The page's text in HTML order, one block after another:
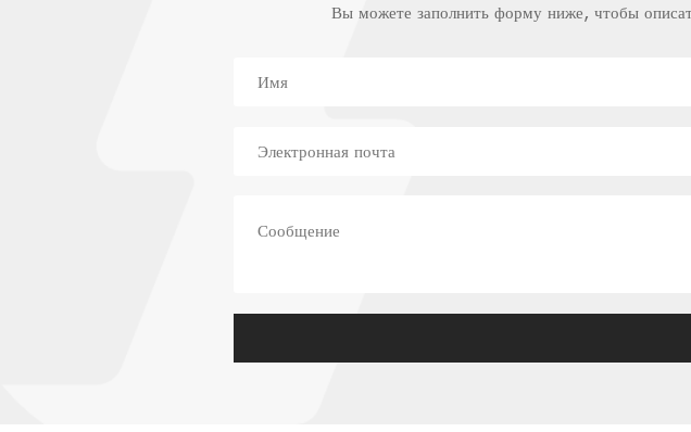
Вы можете заполнить форму ниже, чтобы